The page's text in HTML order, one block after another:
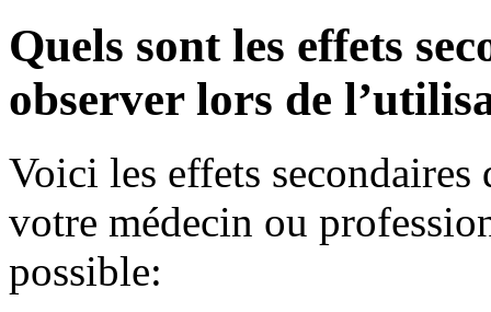
Quels sont les effets
observer lors de
Voici les effets
votre médecin ou
possible: